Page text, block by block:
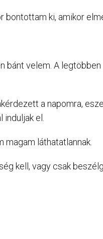
bontottam ki, amikor
bánt velem. A
a napomra,
el.
magam láthatatlannak.
kell, vagy csak